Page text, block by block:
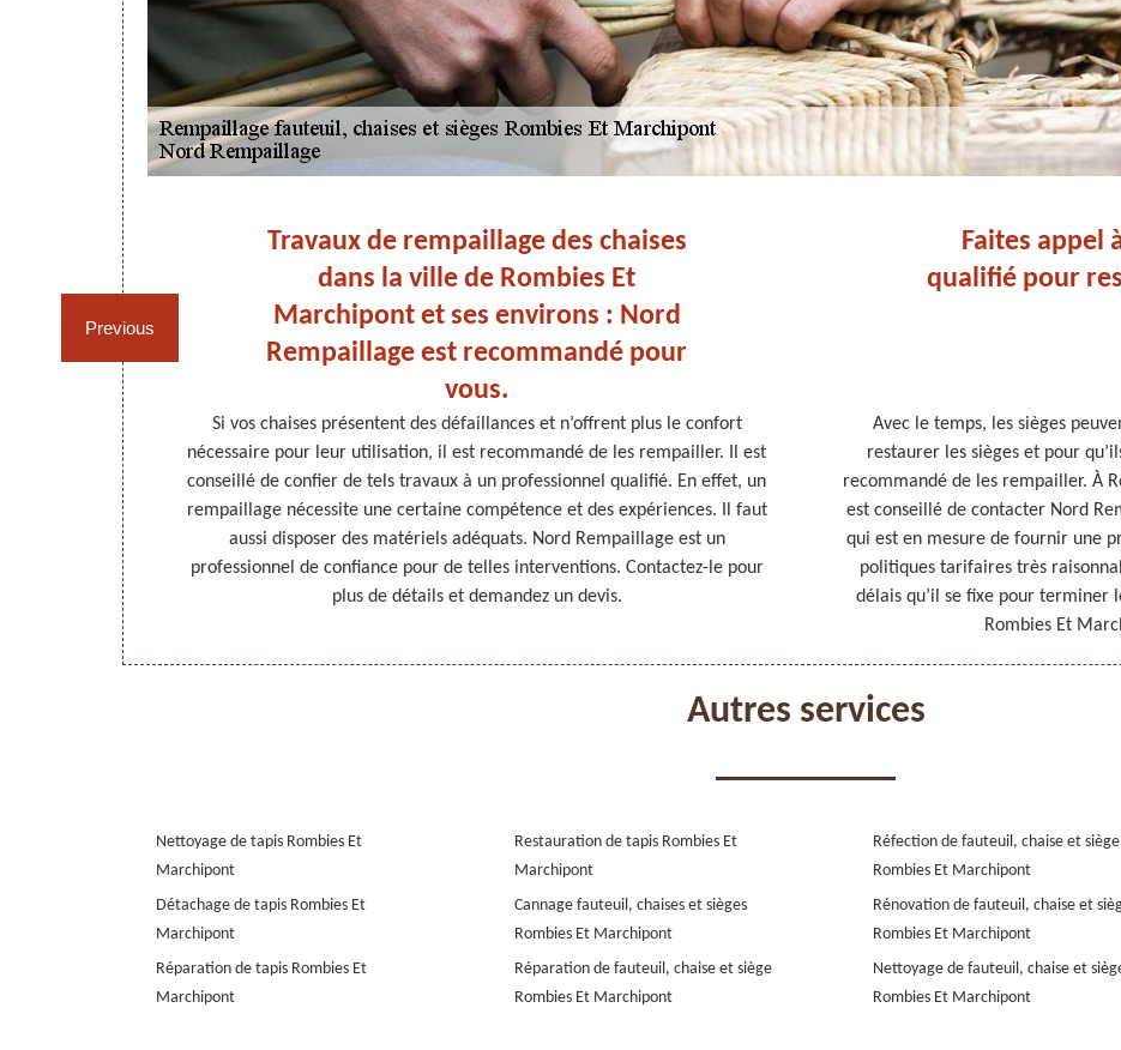
Previous
Travaux de rempaillage des chaises
dans la ville de Rombies Et
Marchipont et ses environs : Nord
Rempaillage est recommandé pour
vous.
Si vos chaises présentent des défaillances et n’offrent plus le confort
nécessaire pour leur utilisation, il est recommandé de les rempailler. Il est
conseillé de confier de tels travaux à un professionnel qualifié. En effet, un
rempaillage nécessite une certaine compétence et des expériences. Il faut
aussi disposer des matériels adéquats. Nord Rempaillage est un
professionnel de confiance pour de telles interventions. Contactez-le pour
plus de détails et demandez un devis.
Faites appel
qualifié pour
Avec le temps, les sièges
restaurer les sièges et pour
recommandé de les rempailler. À
est conseillé de contacter Nord
qui est en mesure de fournir une
politiques tarifaires très
délais qu’il se fixe pour terminer
Rombies Et
Autres services
Nettoyage de tapis Rombies Et
Marchipont
Détachage de tapis Rombies Et
Marchipont
Réparation de tapis Rombies Et
Marchipont
Restauration de tapis Rombies Et
Marchipont
Cannage fauteuil, chaises et sièges
Rombies Et Marchipont
Réparation de fauteuil, chaise et siège
Rombies Et Marchipont
Réfection de fauteuil, chaise et siège
Rombies Et Marchipont
Rénovation de fauteuil, chaise et
Rombies Et Marchipont
Nettoyage de fauteuil, chaise et
Rombies Et Marchipont